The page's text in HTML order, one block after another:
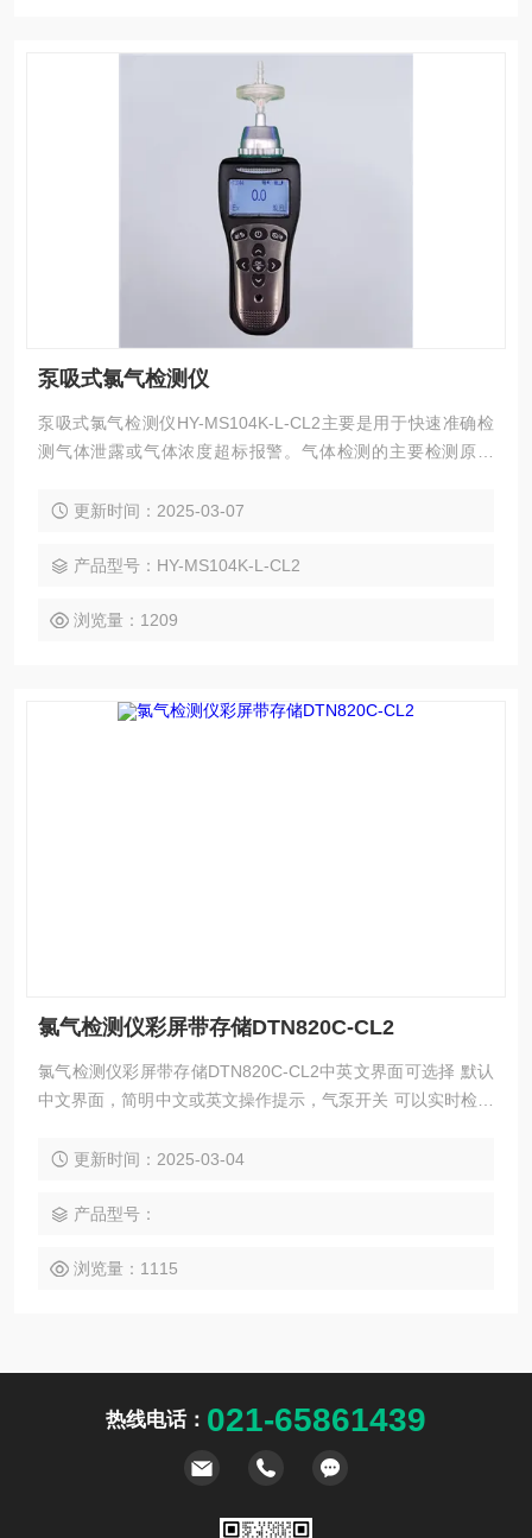
泵吸式氯气检测仪
泵吸式氯气检测仪HY-MS104K-L-CL2主要是用于快速准确检
测气体泄露或气体浓度超标报警。气体检测的主要检测原理
4K-L广泛应用于消防、应急救援、受限空间、石油、化工、冶
更新时间：2025-03-07
产品型号：HY-MS104K-L-CL2
浏览量：1209
氯气检测仪彩屏带存储DTN820C-CL2
氯气检测仪彩屏带存储DTN820C-CL2中英文界面可选择 默认
中文界面，简明中文或英文操作提示，气泵开关 可以实时检测
长开机时间。满足本安电路设计要求，抗静电，抗电磁干扰
更新时间：2025-03-04
产品型号：
浏览量：1115
热线电话： 021-65861439